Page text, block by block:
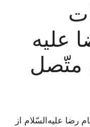
عليه‌
متّصل‌
رضا علیه‌السّلام‌ از